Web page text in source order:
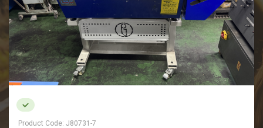
Product Code: J80731-7